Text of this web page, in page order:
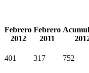
Febrero
2012
Febrero
2011
401 317 752